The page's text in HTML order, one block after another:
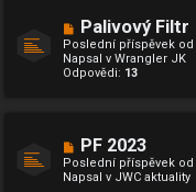
ě
v
e
N
o
v
ý
p
p
ě
v
e
Palivový Filtr
Poslední příspěvek od
Napsal v Wrangler JK
Odpovědi: 13
N
o
v
ý
PF 2023
Poslední příspěvek od
Napsal v JWC aktuality